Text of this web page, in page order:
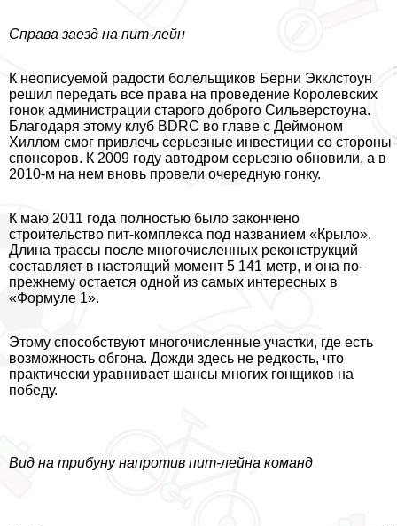
Справа заезд на пит-лейн
К неописуемой радости болельщиков Берни Экклстоун
решил передать все права на проведение Королевских
гонок администрации старого доброго Сильверстоуна.
Благодаря этому клуб BDRC во главе с Деймоном
Хиллом смог привлечь серьезные инвестиции со стороны
спонсоров. К 2009 году автодром серьезно обновили, а в
2010-м на нем вновь провели очередную гонку.
К маю 2011 года полностью было закончено
строительство пит-комплекса под названием «Крыло».
Длина трассы после многочисленных реконструкций
составляет в настоящий момент 5 141 метр, и она по-
прежнему остается одной из самых интересных в
«Формуле 1».
Этому способствуют многочисленные участки, где есть
возможность обгона. Дожди здесь не редкость, что
пpaктически уравнивает шансы многих гонщиков на
победу.
Вид на трибуну напротив пит-лейна комaнд